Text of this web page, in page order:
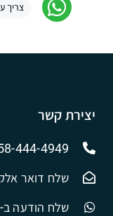
צריך
יצירת קשר
444-4949
שלח דואר
שלח הודעה ב-WhatsApp